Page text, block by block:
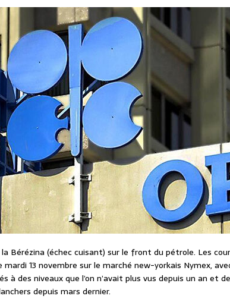
la Bérézina (échec cuisant) sur le front du pétrole. Les
mardi 13 novembre sur le marché new-yorkais Nymex,
à des niveaux que l’on n’avait plus vus depuis un an
depuis mars dernier.